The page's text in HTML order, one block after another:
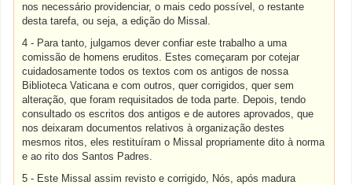
nos necessário providenciar, o mais cedo possível, o restante
desta tarefa, ou seja, a edição do Missal.
4 - Para tanto, julgamos dever confiar este trabalho a uma
comissão de homens eruditos. Estes começaram por cotejar
cuidadosamente todos os textos com os antigos de nossa
Biblioteca Vaticana e com outros, quer corrigidos, quer sem
alteração, que foram requisitados de toda parte. Depois, tendo
consultado os escritos dos antigos e de autores aprovados, que
nos deixaram documentos relativos à organização destes
mesmos ritos, eles restituíram o Missal propriamente dito à norma
e ao rito dos Santos Padres.
5 - Este Missal assim revisto e corrigido, Nós, após madura